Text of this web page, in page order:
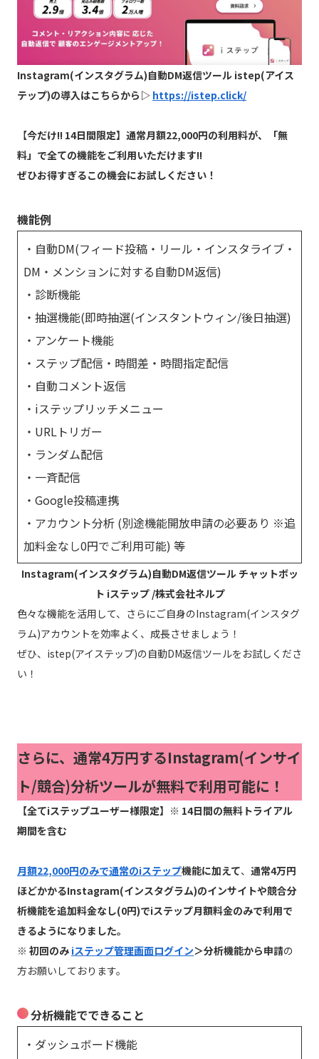
Instagram(インスタグラム)自動DM返信ツール istep(アイス
テップ)の導入はこちらから▷ https://istep.click/
【今だけ!! 14日間限定】通常月額22,000円の利用料が、「無
料」で全ての機能をご利用いただけます!!
ぜひお得すぎるこの機会にお試しください！
機能例
・自動DM(フィード投稿・リール・インスタライブ・
DM・メンションに対する自動DM返信)
・診断機能
・抽選機能(即時抽選(インスタントウィン/後日抽選)
・アンケート機能
・ステップ配信・時間差・時間指定配信
・自動コメント返信
・iステップリッチメニュー
・URLトリガー
・ランダム配信
・一斉配信
・Google投稿連携
・アカウント分析 (別途機能開放申請の必要あり ※追
加料金なし0円でご利用可能) 等
Instagram(インスタグラム)自動DM返信ツール チャットボッ
ト iステップ /株式会社ネルプ
色々な機能を活用して、さらにご自身のInstagram(インスタグ
ラム)アカウントを効率よく、成長させましょう！
ぜひ、istep(アイステップ)の自動DM返信ツールをお試しくださ
い！
さらに、通常4万円するInstagram(インサイ
ト/競合)分析ツールが無料で利用可能に！
【全てiステップユーザー様限定】※ 14日間の無料トライアル
期間を含む
月額22,000円のみで通常のiステップ機能に加えて、 通常4万円
ほどかかるInstagram(インスタグラム)のインサイトや競合分
析機能を追加料金なし(0円)でiステップ月額料金のみで利用で
きるようになりました。
※ 初回のみ iステップ管理画面ログイン＞分析機能から申請の
方お願いしております。
分析機能でできること
・ダッシュボード機能